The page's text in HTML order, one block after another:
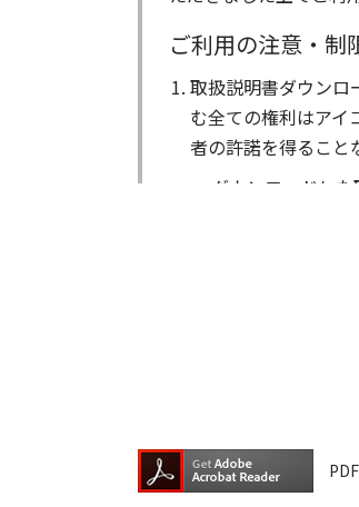
ご利用の注意・制
取扱説明書ダウンロ
む全ての権利はアイ
者の許諾を得ること
ダウンロードし
ダウンロードし
ダウンロードし
掲載の取扱説明書等
が含まれている場合